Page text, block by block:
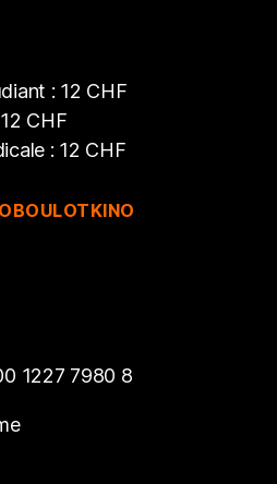
: 12 CHF
CHF
: 12 CHF
1227 7980 8